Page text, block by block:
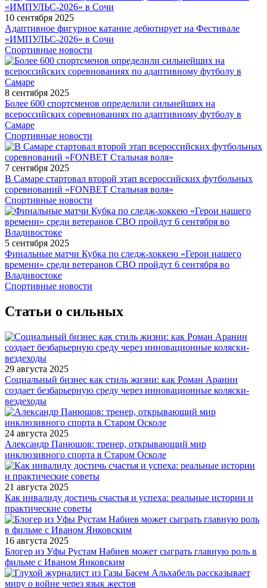
10 сентября 2025
Адаптивное фигурное катание дебютирует на Фестивале
«ИМПУЛЬС-2026» в Сочи
Спортивные новости
8 сентября 2025
Более 600 спортсменов определили сильнейших на
всероссийских соревнованиях по адаптивному футболу в
Самаре
Спортивные новости
7 сентября 2025
В Самаре стартовал второй этап всероссийских футбольных
соревнований «FONBET Стальная воля»
Спортивные новости
5 сентября 2025
Финальные матчи Кубка по следж-хоккею «Герои нашего
времени» среди ветеранов СВО пройдут 6 сентября во
Владивостоке
Спортивные новости
Статьи о сильных
29 августа 2025
Социальный бизнес как стиль жизни: как Роман Аранин
создает безбарьерную среду через инновационные коляски-
вездеходы
24 августа 2025
Александр Панюшов: тренер, открывающий мир
инклюзивного спорта в Старом Осколе
21 августа 2025
Как инвалиду достичь счастья и успеха: реальные истории и
практические советы
16 августа 2025
Блогер из Уфы Рустам Набиев может сыграть главную роль в
фильме с Иваном Янковским